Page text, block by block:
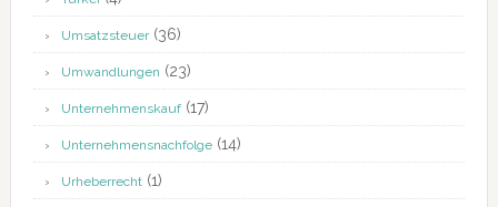
Umsatzsteuer(36)
Umwandlungen (23)
Unternehmenskauf(17)
Unternehmensnachfolge(14)
Urheberrecht(1)